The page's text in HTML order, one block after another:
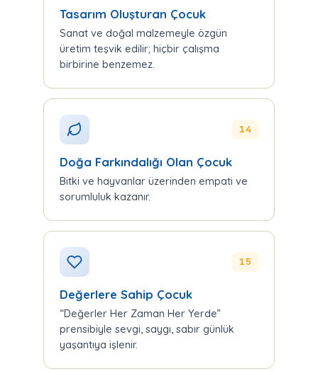
Tasarım Oluşturan Çocuk
Sanat ve doğal malzemeyle özgün
üretim teşvik edilir; hiçbir çalışma
birbirine benzemez.
14
Doğa Farkındalığı Olan Çocuk
Bitki ve hayvanlar üzerinden empati ve
sorumluluk kazanır.
15
Değerlere Sahip Çocuk
“Değerler Her Zaman Her Yerde”
prensibiyle sevgi, saygı, sabır günlük
yaşantıya işlenir.